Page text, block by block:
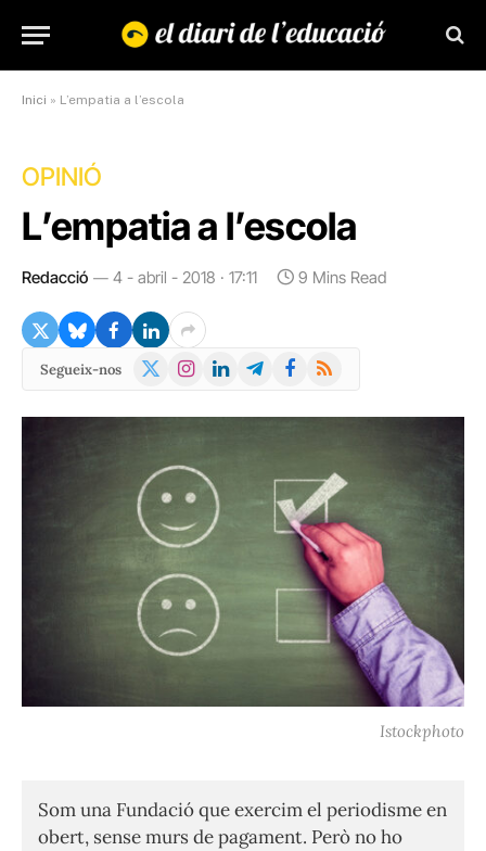
Inici » L’empatia a l’escola
OPINIÓ
L’empatia a l’escola
Redacció 4 - abril - 2018 · 17:11 9 Mins Read
Segueix-nos
X
Instagram
LinkedInTelegramFacebook
RSS
Istockphoto
Som una Fundació que exercim el periodisme en
obert, sense murs de pagament. Però no ho